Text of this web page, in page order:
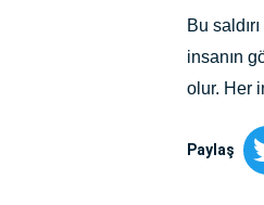
Bu
insanın
olur. Her
Paylaş